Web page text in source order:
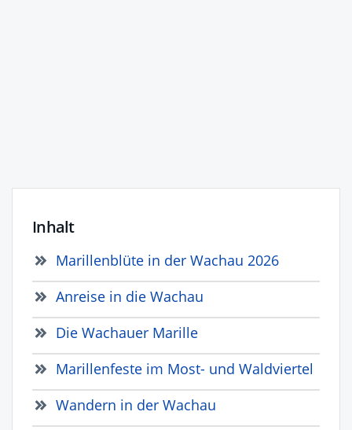
Inhalt
Marillenblüte in der Wachau 2026
Anreise in die Wachau
Die Wachauer Marille
Marillenfeste im Most- und Waldviertel
Wandern in der Wachau